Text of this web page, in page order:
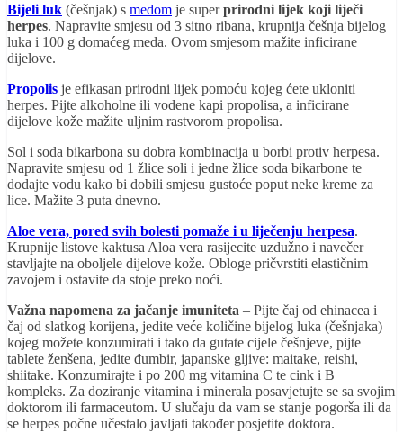
Bijeli luk (češnjak) s medom je superprirodni lijek koji liječi
herpes. Napravite smjesu od 3 sitno ribana, krupnija češnja bijelog
luka i 100 g domaćeg meda. Ovom smjesom mažite inficirane
dijelove.
Propolis je efikasan prirodni lijek pomoću kojeg ćete ukloniti
herpes. Pijte alkoholne ili vodene kapi propolisa, a inficirane
dijelove kože mažite uljnim rastvorom propolisa.
Sol i soda bikarbona su dobra kombinacija u borbi protiv herpesa.
Napravite smjesu od 1 žlice soli i jedne žlice soda bikarbone te
dodajte vodu kako bi dobili smjesu gustoće poput neke kreme za
lice. Mažite 3 puta dnevno.
Aloe vera, pored svih bolesti pomaže i u liječenju herpesa.
Krupnije listove kaktusa Aloa vera rasijecite uzdužno i navečer
stavljajte na oboljele dijelove kože. Obloge pričvrstiti elastičnim
zavojem i ostavite da stoje preko noći.
Važna napomena za jačanje imuniteta – Pijte čaj od ehinacea i
čaj od slatkog korijena, jedite veće količine bijelog luka (češnjaka)
kojeg možete konzumirati i tako da gutate cijele češnjeve, pijte
tablete ženšena, jedite đumbir, japanske gljive: maitake, reishi,
shiitake. Konzumirajte i po 200 mg vitamina C te cink i B
kompleks. Za doziranje vitamina i minerala posavjetujte se sa svojim
doktorom ili farmaceutom. U slučaju da vam se stanje pogorša ili da
se herpes počne učestalo javljati također posjetite doktora.